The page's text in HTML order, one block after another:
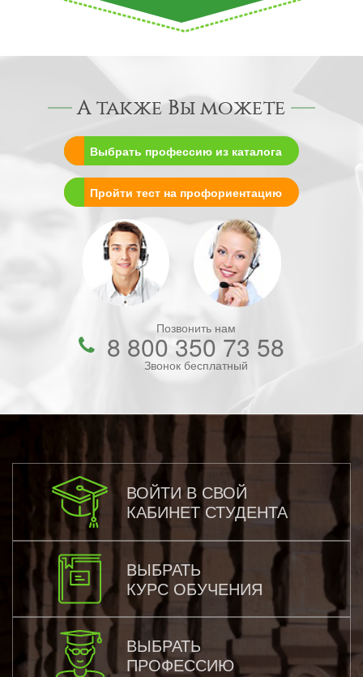
А также Вы можете
Выбрать профессию из каталога
Пройти тест на профориентацию
Позвонить нам
8 800 350 73 58
Звонок бесплатный
ВОЙТИ В СВОЙ
КАБИНЕТ СТУДЕНТА
ВЫБРАТЬ
КУРС ОБУЧЕНИЯ
ВЫБРАТЬ
ПРОФЕССИЮ